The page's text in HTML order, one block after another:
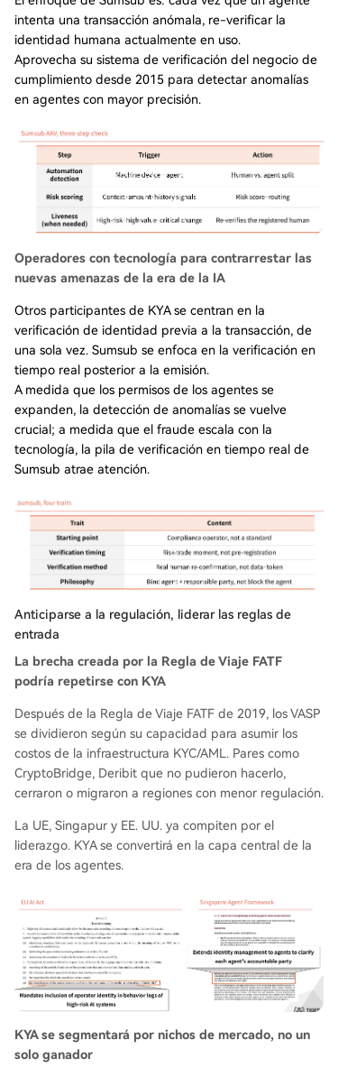
intenta una transacción anómala, re-verificar la
identidad humana actualmente en uso.
Aprovecha su sistema de verificación del negocio de
cumplimiento desde 2015 para detectar anomalías
en agentes con mayor precisión.
Operadores con tecnología para contrarrestar las
nuevas amenazas de la era de la IA
Otros participantes de KYA se centran en la
verificación de identidad previa a la transacción, de
una sola vez. Sumsub se enfoca en la verificación en
tiempo real posterior a la emisión.
A medida que los permisos de los agentes se
expanden, la detección de anomalías se vuelve
crucial; a medida que el fraude escala con la
tecnología, la pila de verificación en tiempo real de
Sumsub atrae atención.
Anticiparse a la regulación, liderar las reglas de
entrada
La brecha creada por la Regla de Viaje FATF
podría repetirse con KYA
Después de la Regla de Viaje FATF de 2019, los VASP
se dividieron según su capacidad para asumir los
costos de la infraestructura KYC/AML. Pares como
CryptoBridge, Deribit que no pudieron hacerlo,
cerraron o migraron a regiones con menor regulación.
La UE, Singapur y EE. UU. ya compiten por el
liderazgo. KYA se convertirá en la capa central de la
era de los agentes.
KYA se segmentará por nichos de mercado, no un
solo ganador